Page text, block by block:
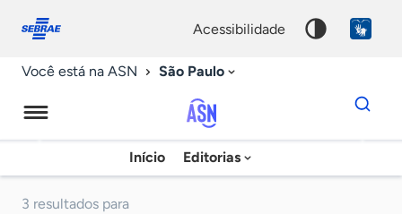
conosco
acessibilidade
Você está na ASN São Paulo
Agência
Sebrae
Início Editorias
Dados
para
chave
3 resultados para